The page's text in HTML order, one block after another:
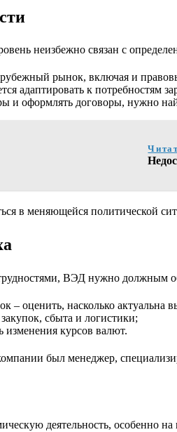
неизбежно связан с
рынок, включая и
адаптировать к потребностям
и оформлять договоры, нужно
в меняющейся политической
ВЭД нужно должным
– оценить, насколько актуальна
сбыта и логистики;
изменения курсов валют.
был менеджер,
деятельность, особенно